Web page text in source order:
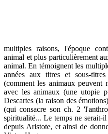
multiples raisons, l'époque
animal et plus particulièrement
animal. En témoignent les
années aux titres et sous-
(comment les animaux peuvent
avec les animaux (une utopie
Descartes (la raison des
(qui consacre son ch. 2
spiritualité... Le temps ne serait-
depuis Aristote, et ainsi de